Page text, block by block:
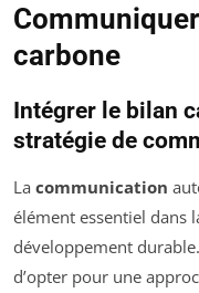
carbone
Intégrer le bilan
stratégie de
La communication
élément essentiel dans
développement
d’opter pour une